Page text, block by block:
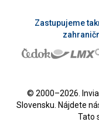
Zastupujeme
© 2000–2026.
Slovensku. Nájdete
Tato